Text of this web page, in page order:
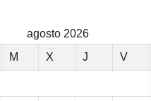
agosto 2026
M X J V